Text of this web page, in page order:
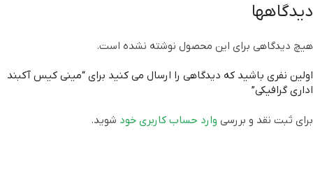
دیدگاهها
هیچ دیدگاهی برای این محصول نوشته نشده است.
اولین نفری باشید که دیدگاهی را ارسال می کنید برای “مینی کیس آکبند
اداری گرافیکی”
برای ثبت نقد و بررسی وارد حساب کاربری خود شوید.